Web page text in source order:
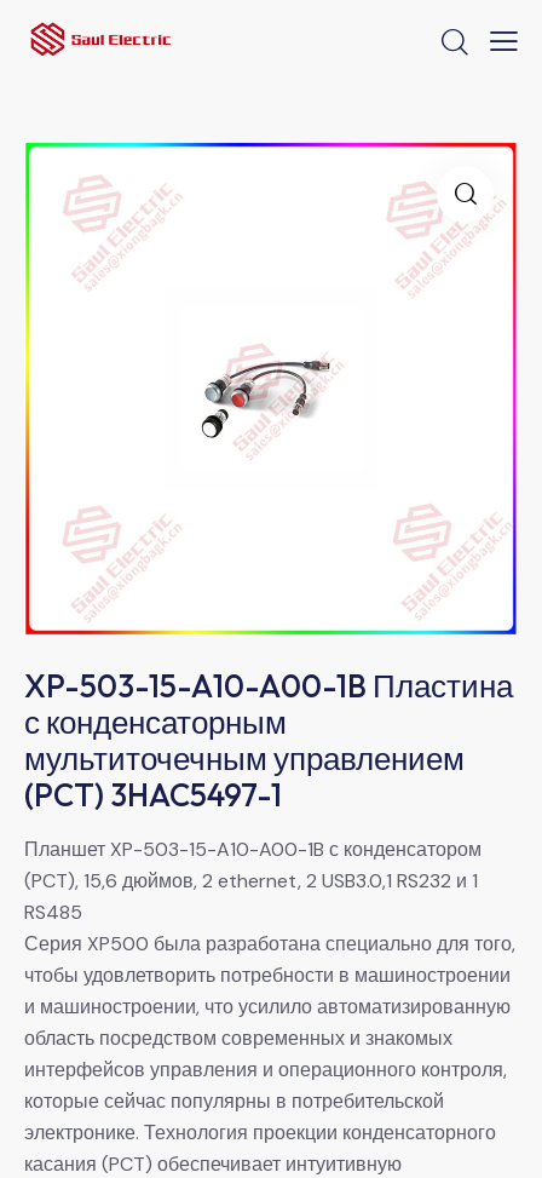
XP-503-15-A10-A00-1B Пластина
с конденсаторным
мультиточечным управлением
(PCT) 3HAC5497-1
Планшет XP-503-15-A10-A00-1B с конденсатором
(PCT), 15,6 дюймов, 2 ethernet, 2 USB3.0,1 RS232 и 1
RS485
Серия XP500 была разработана специально для того,
чтобы удовлетворить потребности в машиностроении
и машиностроении, что усилило автоматизированную
область посредством современных и знакомых
интерфейсов управления и операционного контроля,
которые сейчас популярны в потребительской
электронике. Технология проекции конденсаторного
касания (PCT) обеспечивает интуитивную